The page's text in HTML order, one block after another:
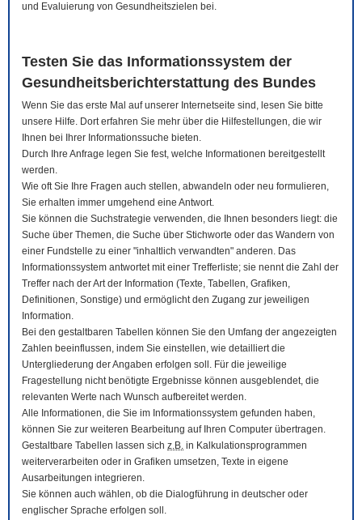
und Evaluierung von Gesundheitszielen bei.
Testen Sie das Informationssystem der
Gesundheitsberichterstattung des Bundes
Wenn Sie das erste Mal auf unserer Internetseite sind, lesen Sie bitte
unsere Hilfe. Dort erfahren Sie mehr über die Hilfestellungen, die wir
Ihnen bei Ihrer Informationssuche bieten.
Durch Ihre Anfrage legen Sie fest, welche Informationen bereitgestellt
werden.
Wie oft Sie Ihre Fragen auch stellen, abwandeln oder neu formulieren,
Sie erhalten immer umgehend eine Antwort.
Sie können die Suchstrategie verwenden, die Ihnen besonders liegt: die
Suche über Themen, die Suche über Stichworte oder das Wandern von
einer Fundstelle zu einer "inhaltlich verwandten" anderen. Das
Informationssystem antwortet mit einer Trefferliste; sie nennt die Zahl der
Treffer nach der Art der Information (Texte, Tabellen, Grafiken,
Definitionen, Sonstige) und ermöglicht den Zugang zur jeweiligen
Information.
Bei den gestaltbaren Tabellen können Sie den Umfang der angezeigten
Zahlen beeinflussen, indem Sie einstellen, wie detailliert die
Untergliederung der Angaben erfolgen soll. Für die jeweilige
Fragestellung nicht benötigte Ergebnisse können ausgeblendet, die
relevanten Werte nach Wunsch aufbereitet werden.
Alle Informationen, die Sie im Informationssystem gefunden haben,
können Sie zur weiteren Bearbeitung auf Ihren Computer übertragen.
Gestaltbare Tabellen lassen sich z.B. in Kalkulationsprogrammen
weiterverarbeiten oder in Grafiken umsetzen, Texte in eigene
Ausarbeitungen integrieren.
Sie können auch wählen, ob die Dialogführung in deutscher oder
englischer Sprache erfolgen soll.